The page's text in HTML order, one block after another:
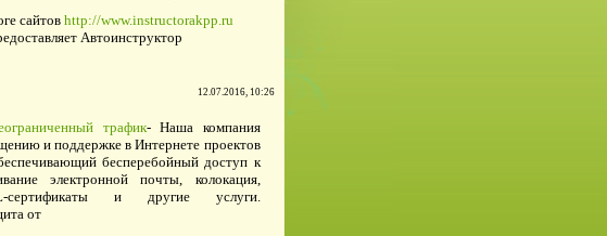
сайтов http://www.instructorakpp.ru
Автоинструктор
12.07.2016, 10:26
трафик- Наша компания
и поддержке в Интернете проектов
бесперебойный доступ к
электронной почты, колокация,
и другие услуги.
от